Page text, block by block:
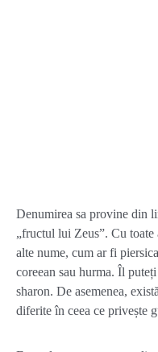
Denumirea sa provine din
„fructul lui Zeus”. Cu toate
alte nume, cum ar fi
coreean sau hurma. Îl
sharon. De asemenea,
diferite în ceea ce privește